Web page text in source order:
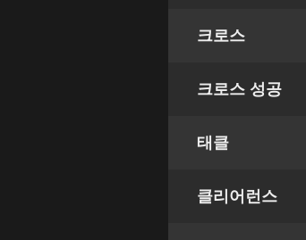
크로스
크로스 성공
태클
클리어런스